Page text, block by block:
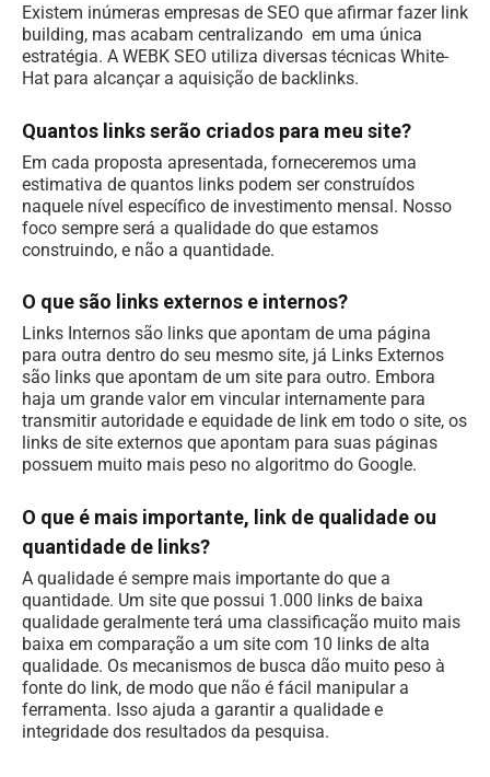
Existem inúmeras empresas de SEO que afirmar fazer link
building, mas acabam centralizando em uma única
estratégia. A WEBK SEO utiliza diversas técnicas White-
Hat para alcançar a aquisição de backlinks.
Quantos links serão criados para meu site?
Em cada proposta apresentada, forneceremos uma
estimativa de quantos links podem ser construídos
naquele nível específico de investimento mensal. Nosso
foco sempre será a qualidade do que estamos
construindo, e não a quantidade.
O que são links externos e internos?
Links Internos são links que apontam de uma página
para outra dentro do seu mesmo site, já Links Externos
são links que apontam de um site para outro. Embora
haja um grande valor em vincular internamente para
transmitir autoridade e equidade de link em todo o site, os
links de site externos que apontam para suas páginas
possuem muito mais peso no algoritmo do Google.
O que é mais importante, link de qualidade ou
quantidade de links?
A qualidade é sempre mais importante do que a
quantidade. Um site que possui 1.000 links de baixa
qualidade geralmente terá uma classificação muito mais
baixa em comparação a um site com 10 links de alta
qualidade. Os mecanismos de busca dão muito peso à
fonte do link, de modo que não é fácil manipular a
ferramenta. Isso ajuda a garantir a qualidade e
integridade dos resultados da pesquisa.